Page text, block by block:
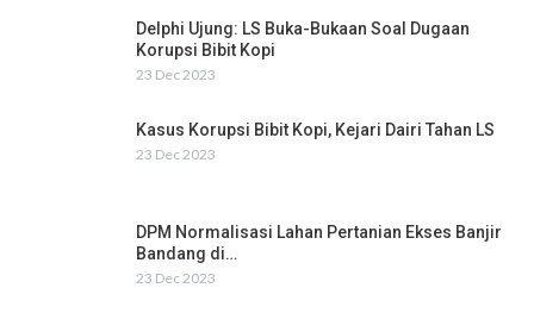
Delphi Ujung: LS Buka-Bukaan Soal Dugaan
Korupsi Bibit Kopi
23 Dec 2023
Kasus Korupsi Bibit Kopi, Kejari Dairi Tahan LS
23 Dec 2023
DPM Normalisasi Lahan Pertanian Ekses Banjir
Bandang di…
23 Dec 2023